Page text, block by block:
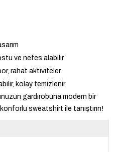
ve nefes alabilir
rahat aktiviteler
kolay temizlenir
gardırobuna modern bir
sweatshirt ile tanıştırın!